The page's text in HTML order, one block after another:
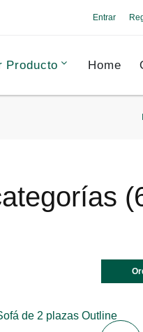
Entrar
Producto Home